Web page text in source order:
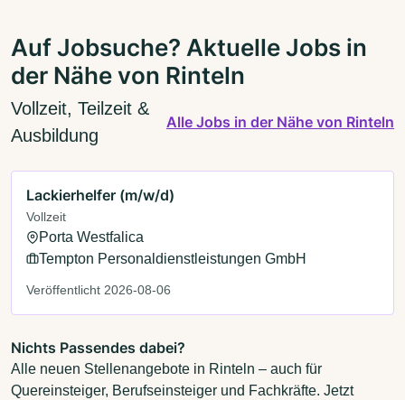
Auf Jobsuche? Aktuelle Jobs in
der Nähe von Rinteln
Vollzeit, Teilzeit &
Ausbildung
Alle Jobs in der Nähe von Rinteln
Lackierhelfer (m/w/d)
Vollzeit
Porta Westfalica
Tempton Personaldienstleistungen GmbH
Veröffentlicht 2026-08-06
Nichts Passendes dabei?
Alle neuen Stellenangebote in Rinteln – auch für
Quereinsteiger, Berufseinsteiger und Fachkräfte. Jetzt